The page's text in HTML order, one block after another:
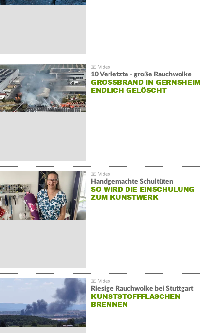
10 Verletzte - große Rauchwolke
GROSSBRAND IN GERNSHEIM E
NDLICH GELÖSCHT
Handgemachte Schultüten
SO WIRD DIE EINSCHULUNG
ZUM KUNSTWERK
Riesige Rauchwolke bei Stuttgart
KUNSTSTOFFFLASCHEN
BRENNEN